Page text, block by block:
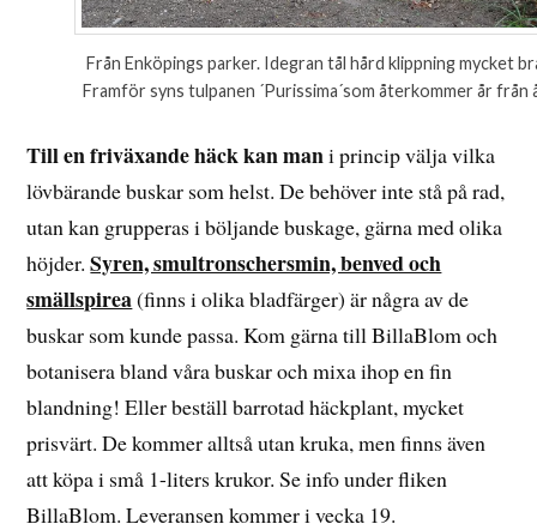
Från Enköpings parker. Idegran tål hård klippning mycket
Framför syns tulpanen ´Purissima´som återkommer år från
Till en friväxande häck kan mani princip välja vilka
lövbärande buskar som helst. De behöver inte stå på rad,
utan kan grupperas i böljande buskage, gärna med olika
höjder.Syren, smultronschersmin, benved och
smällspirea(finns i olika bladfärger) är några av de
buskar som kunde passa. Kom gärna till BillaBlom och
botanisera bland våra buskar och mixa ihop en fin
blandning! Eller beställ barrotad häckplant, mycket
prisvärt. De kommer alltså utan kruka, men finns även
att köpa i små 1-liters krukor. Se info under fliken
BillaBlom. Leveransen kommer i vecka 19.